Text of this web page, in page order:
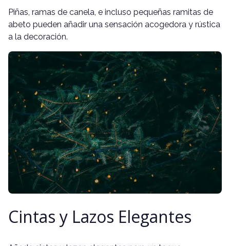
Piñas, ramas de canela, e incluso pequeñas ramitas de
abeto pueden añadir una sensación acogedora y rústica
a la decoración.
Cintas y Lazos Elegantes